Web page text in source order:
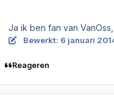
Ja ik ben fan van
Bewerkt: 6 januari
Reageren